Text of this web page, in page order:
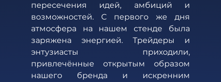
пересечения идей, амбиций и
возможностей. С первого же дня
атмосфера на нашем стенде была
заряжена энергией. Трейдеры и
энтузиасты приходили,
привлечённые открытым образом
нашего бренда и искренним